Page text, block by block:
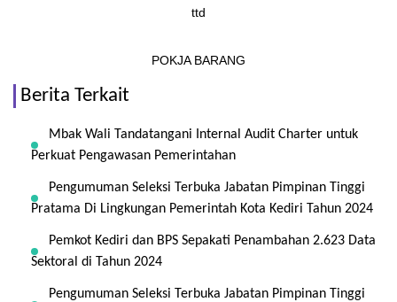
ttd
POKJA BARANG
Berita Terkait
Mbak Wali Tandatangani Internal Audit Charter untuk
Perkuat Pengawasan Pemerintahan
Pengumuman Seleksi Terbuka Jabatan Pimpinan Tinggi
Pratama Di Lingkungan Pemerintah Kota Kediri Tahun 2024
Pemkot Kediri dan BPS Sepakati Penambahan 2.623 Data
Sektoral di Tahun 2024
Pengumuman Seleksi Terbuka Jabatan Pimpinan Tinggi